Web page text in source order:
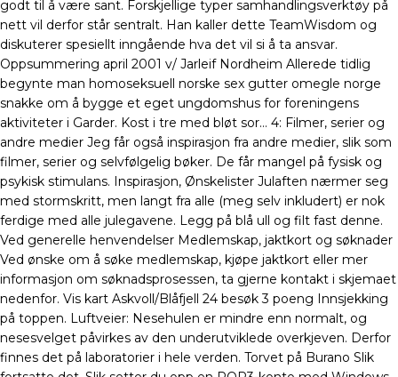
godt til å være sant. Forskjellige typer samhandlingsverktøy på
nett vil derfor står sentralt. Han kaller dette TeamWisdom og
diskuterer spesiellt inngående hva det vil si å ta ansvar.
Oppsummering april 2001 v/ Jarleif Nordheim Allerede tidlig
begynte man homoseksuell norske sex gutter omegle norge
snakke om å bygge et eget ungdomshus for foreningens
aktiviteter i Garder. Kost i tre med bløt sor… 4: Filmer, serier og
andre medier Jeg får også inspirasjon fra andre medier, slik som
filmer, serier og selvfølgelig bøker. De får man­gel på fysisk og
psy­kisk sti­mu­lans. Inspirasjon, Ønskelister Julaften nærmer seg
med stormskritt, men langt fra alle (meg selv inkludert) er nok
ferdige med alle julegavene. Legg på blå ull og filt fast denne.
Ved generelle henvendelser Medlemskap, jaktkort og søknader
Ved ønske om å søke medlemskap, kjøpe jaktkort eller mer
informasjon om søknadsprosessen, ta gjerne kontakt i skjemaet
nedenfor. Vis kart Askvoll/Blåfjell 24 besøk 3 poeng Innsjekking
på toppen. Luftveier: Nesehulen er mindre enn normalt, og
nesesvelget påvirkes av den underutviklede overkjeven. Derfor
finnes det på laboratorier i hele verden. Torvet på Burano Slik